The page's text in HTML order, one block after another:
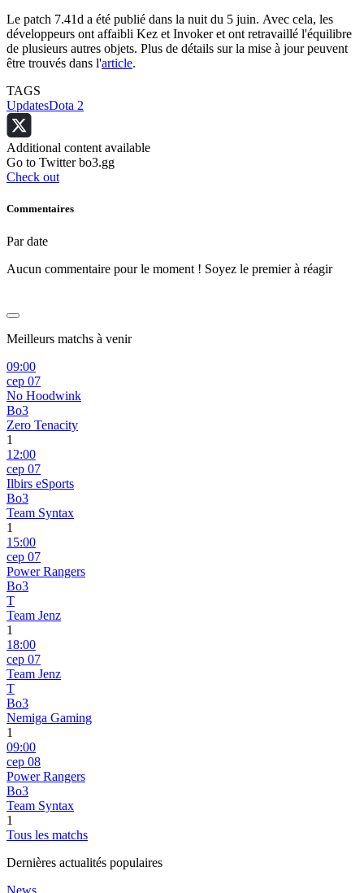
Le patch 7.41d a été publié dans la nuit du 5 juin. Avec cela, les
développeurs ont affaibli Kez et Invoker et ont retravaillé l'équilibre
de plusieurs autres objets. Plus de détails sur la mise à jour peuvent
être trouvés dans l'article.
TAGS
UpdatesDota 2
Additional content available
Go to Twitter bo3.gg
Check out
Commentaires
Par date
Aucun commentaire pour le moment ! Soyez le premier à réagir
Meilleurs matchs à venir
09:00
сер 07
No Hoodwink
Bo3
Zero Tenacity
1
12:00
сер 07
Ilbirs eSports
Bo3
Team Syntax
1
15:00
сер 07
Power Rangers
Bo3
T
Team Jenz
1
18:00
сер 07
Team Jenz
T
Bo3
Nemiga Gaming
1
09:00
сер 08
Power Rangers
Bo3
Team Syntax
1
Tous les matchs
Dernières actualités populaires
News